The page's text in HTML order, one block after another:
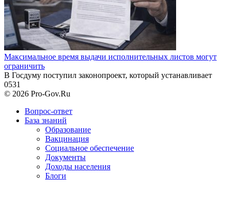
Максимальное время выдачи исполнительных листов могут
ограничить
В Госдуму поступил законопроект, который устанавливает
0531
© 2026 Pro-Gov.Ru
Вопрос-ответ
База знаний
Образование
Вакцинация
Социальное обеспечение
Документы
Доходы населения
Блоги